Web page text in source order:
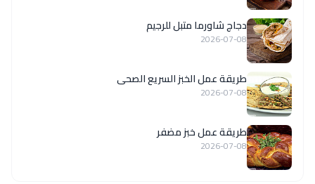
دجاج شاورما متبل للرجيم
2026-07-08
طريقة عمل الخبز السريع الصحى
2026-07-08
طريقة عمل خبز مضفر
2026-07-08